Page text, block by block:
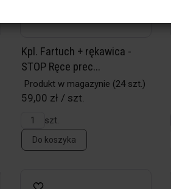
Kpl. Fartuch + rękawica -
STOP Ręce prec...
Produkt w magazynie (24 szt.)
59,00 zł / szt.
szt.
Do koszyka